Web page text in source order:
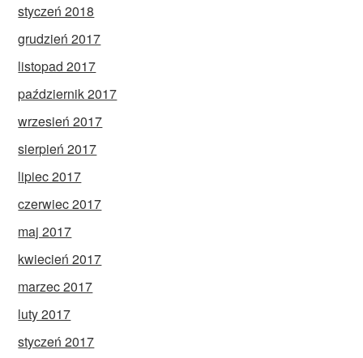
styczeń 2018
grudzień 2017
listopad 2017
październik 2017
wrzesień 2017
sierpień 2017
lipiec 2017
czerwiec 2017
maj 2017
kwiecień 2017
marzec 2017
luty 2017
styczeń 2017